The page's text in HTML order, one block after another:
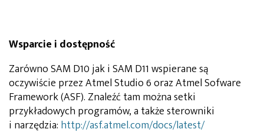
Wsparcie i dostępność
Zarówno SAM D10 jak i SAM D11 wspierane są
oczywiście przez Atmel Studio 6 oraz Atmel Sofware
Framework (ASF). Znaleźć tam można setki
przykładowych programów, a także sterowniki
i narzędzia: http://asf.atmel.com/docs/latest/